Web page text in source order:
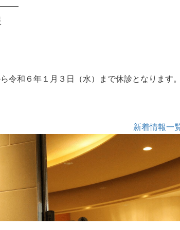
令和６年１月３日（水）まで休診となります。
新着情報一